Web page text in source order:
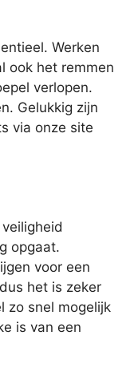
Werken
ook het remmen
verlopen.
Gelukkig zijn
via onze site
opgaat.
voor een
het is zeker
zo snel mogelijk
is van een